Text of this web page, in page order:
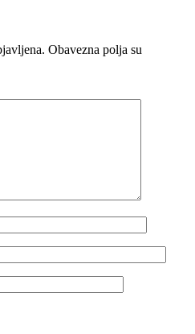
Obavezna polja su